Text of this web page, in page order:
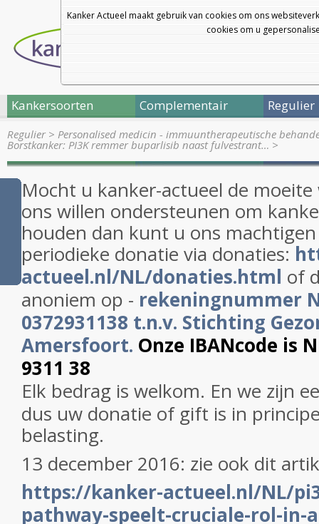
Kanker Actueel maakt gebruik van cookies om ons
cookies om u
Kankersoorten Complementair Regulier
Regulier> Personalised medicin - immuuntherapeutische
Borstkanker: PI3K remmer buparlisib naast fulvestrant… >
Mocht u kanker-actueel de
ons willen ondersteunen om
houden dan kunt u ons
periodieke donatie via donaties:
actueel.nl/NL/donaties.html of
anoniem op - rekeningnummer
0372931138 t.n.v. Stichting
Amersfoort. Onze IBANcode is
9311 38
Elk bedrag is welkom. En we zijn
dus uw donatie of gift is in
belasting.
13 december 2016: zie ook dit
https://kanker-actueel.nl/NL/
pathway-speelt-cruciale-rol-in-